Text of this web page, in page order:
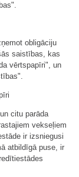
obligāciju
saistības, kas
vērtspapīri", un
citu parāda
vekseļiem
ir izsniegusi
atbildīgā puse, ir